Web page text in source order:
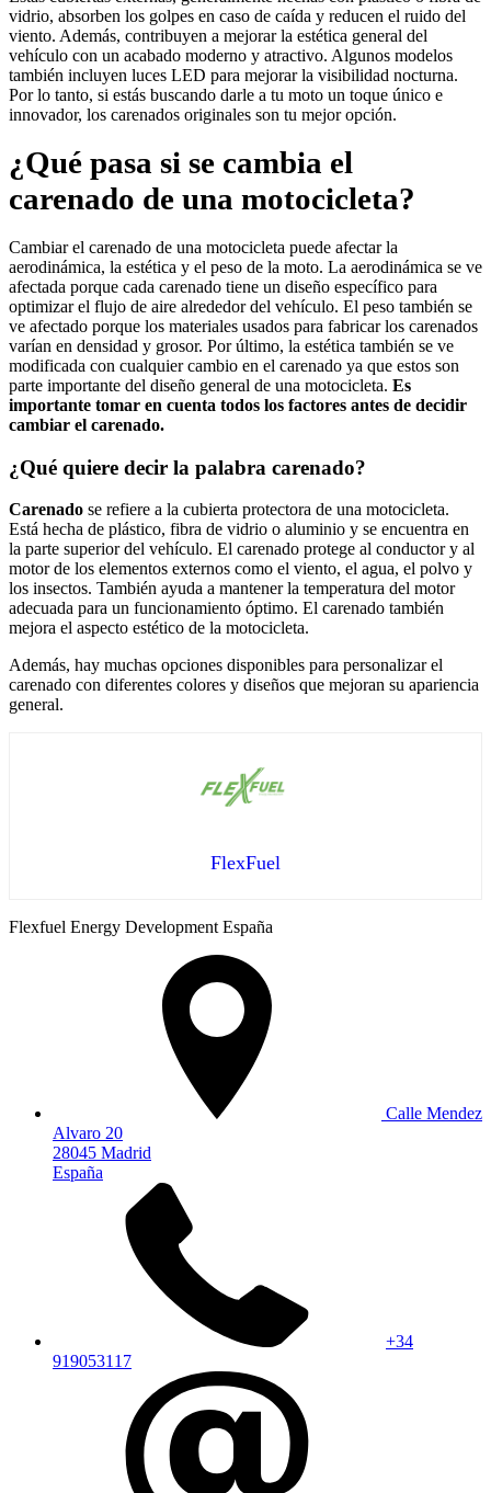
vidrio, absorben los golpes en caso de caída y reducen el ruido del
viento. Además, contribuyen a mejorar la estética general del
vehículo con un acabado moderno y atractivo. Algunos modelos
también incluyen luces LED para mejorar la visibilidad nocturna.
Por lo tanto, si estás buscando darle a tu moto un toque único e
innovador, los carenados originales son tu mejor opción.
¿Qué pasa si se cambia el
carenado de una motocicleta?
Cambiar el carenado de una motocicleta puede afectar la
aerodinámica, la estética y el peso de la moto. La aerodinámica se ve
afectada porque cada carenado tiene un diseño específico para
optimizar el flujo de aire alrededor del vehículo. El peso también se
ve afectado porque los materiales usados para fabricar los carenados
varían en densidad y grosor. Por último, la estética también se ve
modificada con cualquier cambio en el carenado ya que estos son
parte importante del diseño general de una motocicleta. Es
importante tomar en cuenta todos los factores antes de decidir
cambiar el carenado.
¿Qué quiere decir la palabra carenado?
Carenado se refiere a la cubierta protectora de una motocicleta.
Está hecha de plástico, fibra de vidrio o aluminio y se encuentra en
la parte superior del vehículo. El carenado protege al conductor y al
motor de los elementos externos como el viento, el agua, el polvo y
los insectos. También ayuda a mantener la temperatura del motor
adecuada para un funcionamiento óptimo. El carenado también
mejora el aspecto estético de la motocicleta.
Además, hay muchas opciones disponibles para personalizar el
carenado con diferentes colores y diseños que mejoran su apariencia
general.
FlexFuel
Flexfuel Energy Development España
Calle Mendez
Alvaro 20
28045 Madrid
España
+34
919053117